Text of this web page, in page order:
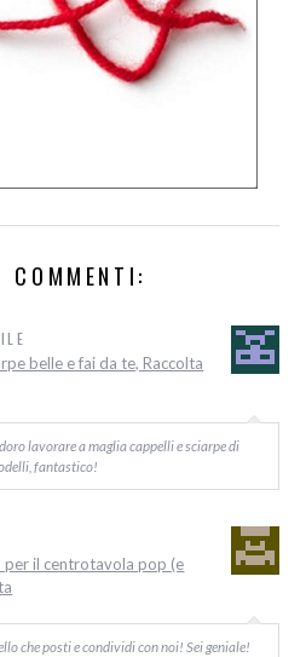
COMMENTI:
belle e fai da te, Raccolta
lavorare a maglia cappelli e sciarpe di
fantastico!
il centrotavola pop (e
che posti e condividi con noi! Sei geniale!